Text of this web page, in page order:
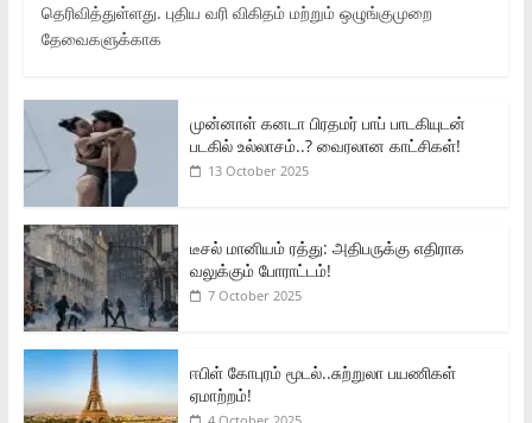
தெரிவித்துள்ளது. புதிய வரி விகிதம் மற்றும் ஒழுங்குமுறை
தேவைகளுக்காக
முன்னாள் கனடா பிரதமர் பாப் பாடகியுடன்
படகில் உல்லாசம்..? வைரலான காட்சிகள்!
13 October 2025
டீசல் மானியம் ரத்து: அதிபருக்கு எதிராக
வலுக்கும் போராட்டம்!
7 October 2025
ஈபிள் கோபுரம் மூடல்..சுற்றுலா பயணிகள்
ஏமாற்றம்!